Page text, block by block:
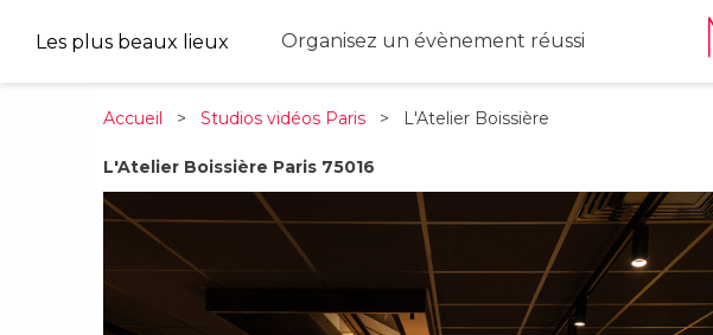
Les plus beaux lieux Organisez un évènement réussi
Accueil > Studios vidéos Paris > L'Atelier Boissière
L'Atelier Boissière Paris 75016